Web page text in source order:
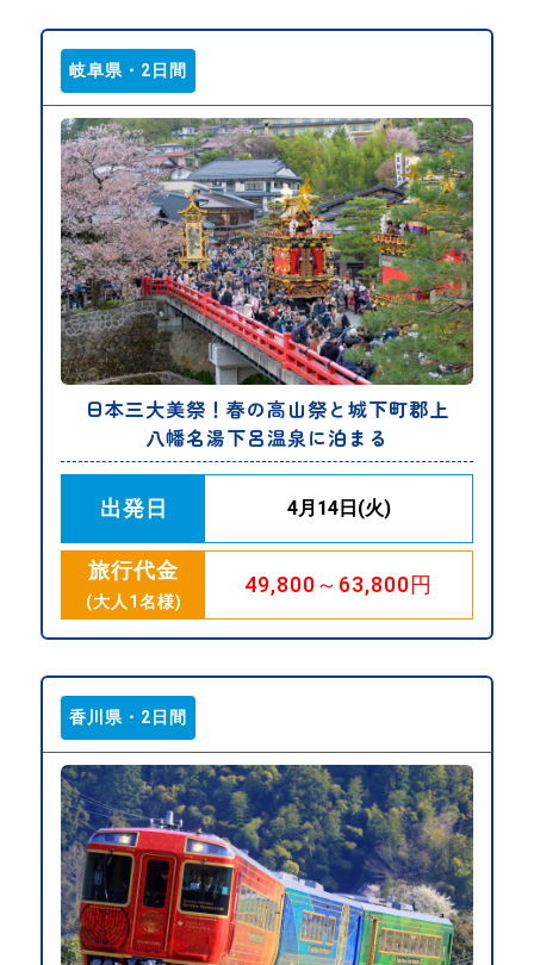
岐阜県・2日間
日本三大美祭！春の高山祭と城下町郡上
八幡名湯下呂温泉に泊まる
出発日 4月14日(火)
旅行代金
(大人1名様)
49,800～63,800円
香川県・2日間